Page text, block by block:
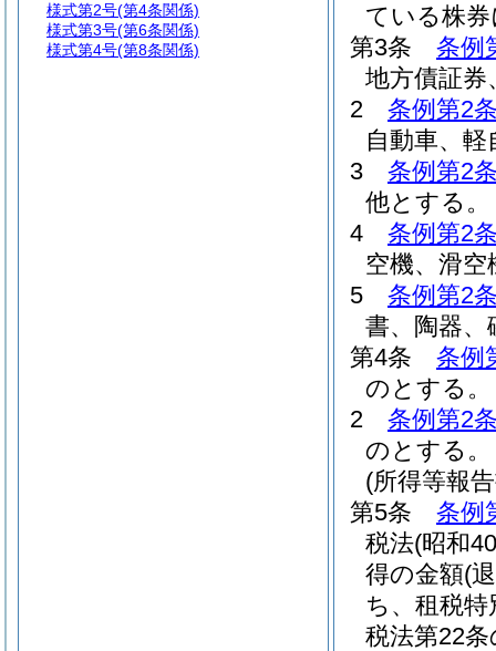
ている株
第3条
条例
地方債証券
2
条例第2
自動車、
3
条例第2
他とする。
4
条例第2
空機、滑
5
条例第2
書、陶器
第4条
条例
のとする。
2
条例第2
のとする。
(所得等報
第5条
条例
税法(昭和
得の金額(
ち、租税特
税法第22
様式第2号(第4条関係)
様式第3号(第6条関係)
様式第4号(第8条関係)